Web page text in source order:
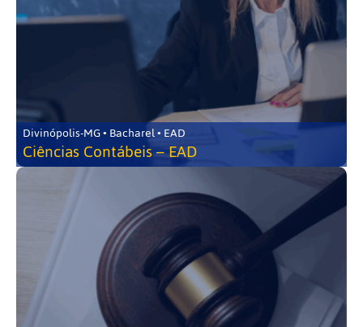
Divinópolis-MG • Bacharel • EAD
Ciências Contábeis – EAD